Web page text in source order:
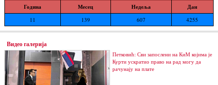
Година Месец Недеља Дан
11 139 607 4255
Видео галерија
Петковић: Сви запослени на КиМ којима је
Курти ускратио право на рад могу да
рачунају на плате